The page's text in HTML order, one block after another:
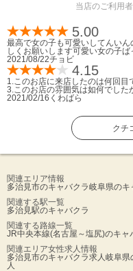
当店のご利用
5.00
最高で女の子も可愛いしてんい
しくお願いします可愛い女の子ば
2021/08/22チョビ
4.15
1.このお店に来店したのは何回目
3.このお店の雰囲気は如何でした
2021/02/16 くわばら
クチ
関連エリア情報
多治見市のキャバクラ岐阜県のキ
関連する駅一覧
多治見駅のキャバクラ
関連する路線一覧
JR中央本線(名古屋～塩尻)のキャ
関連エリア女性求人情報
多治見市のキャバクラ求人 岐阜県
人